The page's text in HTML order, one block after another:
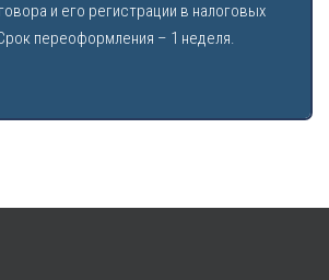
и его регистрации в налоговых
переоформления – 1 неделя.